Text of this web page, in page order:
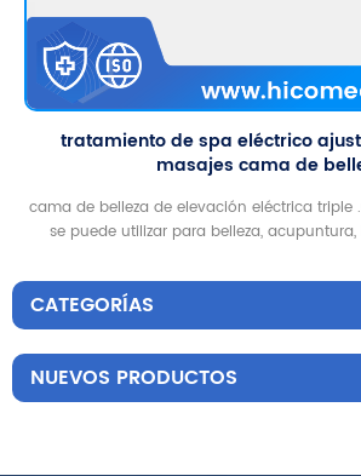
tratamiento de spa eléctrico
masajes cama de
cama de belleza de elevación eléctrica triple
se puede utilizar para belleza,
CATEGORÍAS
NUEVOS PRODUCTOS